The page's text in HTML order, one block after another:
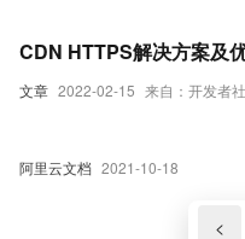
文章 2022-02-15 来自：开发者
CDN HTTPS解决方案及
阿里云文档 2021-10-18
<